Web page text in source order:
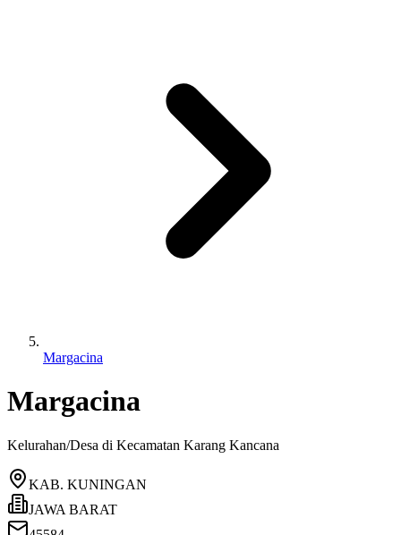
Margacina
Margacina
Kelurahan/Desa di Kecamatan Karang Kancana
KAB. KUNINGAN
JAWA BARAT